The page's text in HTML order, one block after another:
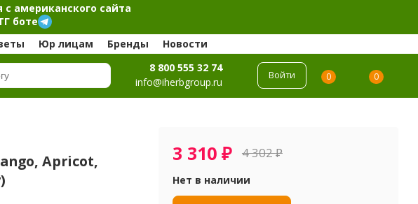
американского сайта
боте
Юр лицам Бренды Новости
8 800 555 32 74
info@iherbgroup.ru
Войти 0 0
Apricot,
3 310 ₽ 4 302₽
Нет в наличии